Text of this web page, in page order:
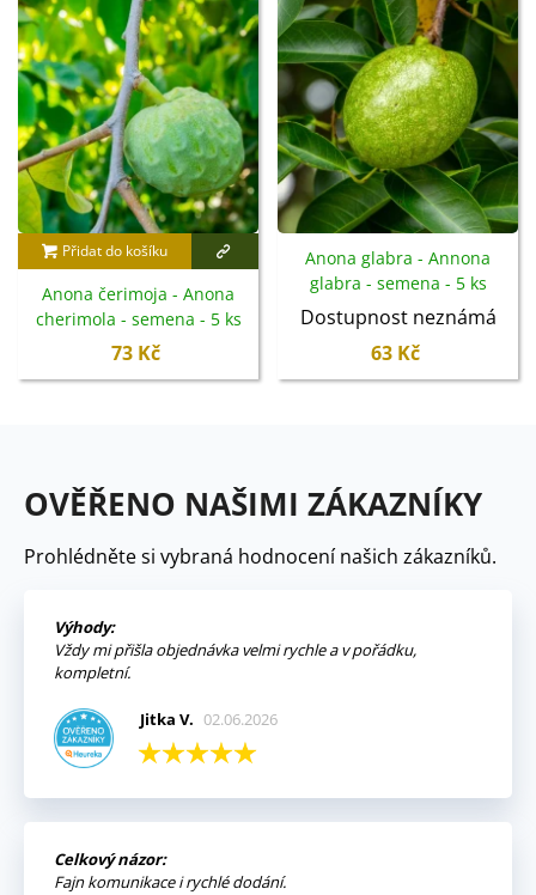
Přidat do košíku
Anona čerimoja - Anona
cherimola - semena - 5 ks
73 Kč
Anona glabra - Annona
glabra - semena - 5 ks
Dostupnost neznámá
63 Kč
OVĚŘENO NAŠIMI ZÁKAZNÍKY
Prohlédněte si vybraná hodnocení našich zákazníků.
Výhody:
Vždy mi přišla objednávka velmi rychle a v pořádku,
kompletní.
Jitka V. 02.06.2026
Celkový názor:
Fajn komunikace i rychlé dodání.